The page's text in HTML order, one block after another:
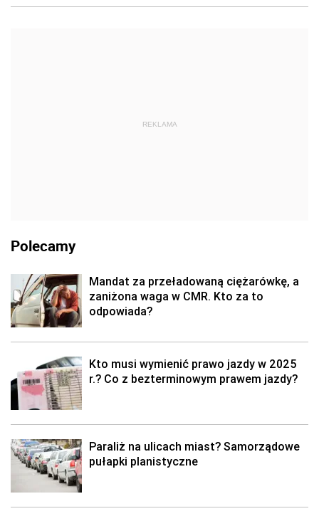
REKLAMA
Polecamy
Mandat za przeładowaną ciężarówkę, a
zaniżona waga w CMR. Kto za to
odpowiada?
Kto musi wymienić prawo jazdy w 2025
r.? Co z bezterminowym prawem jazdy?
Paraliż na ulicach miast? Samorządowe
pułapki planistyczne